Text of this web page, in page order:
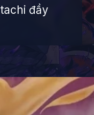
đầy
anh-sasuke